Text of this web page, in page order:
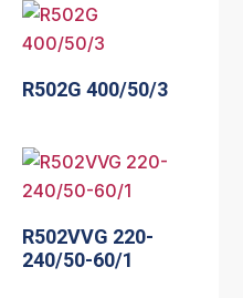
R502G 400/50/3
R502VVG 220-
240/50-60/1